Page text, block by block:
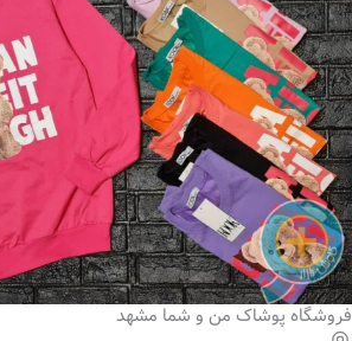
فروشگاه پوشاک من و شما مشهد